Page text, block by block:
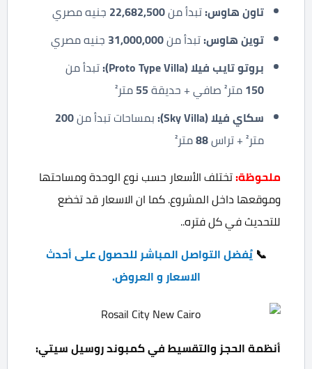
تاون هاوس:تبدأ من22,682,500 جنيه مصري
توين هاوس:تبدأ من31,000,000 جنيه مصري
بروتو تايب فيلا(Proto Type Villa):
تبدأ من
150متر² صافي + حديقة 55متر²
سكاي فيلا(Sky Villa): بمساحات تبدأ من200
متر² + تراس
88متر²
ملحوظة:تختلف الأسعار حسب نوع الوحدة ومساحتها
وموقعها داخل المشروع. كما ان الاسعار قد تخضع
للتحديث في كل فتره..
📞يُفضل التواصل المباشر للحصول على أحدث
الاسعار و العروض.
أنظمة الحجز والتقسيط في كمبوند روسيل سيتي: